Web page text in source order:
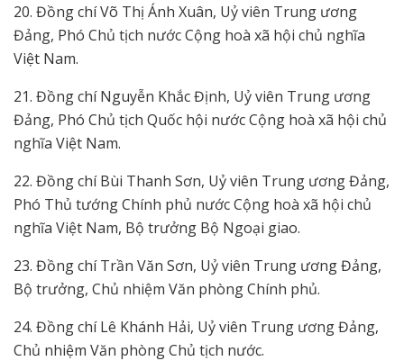
20. Đồng chí Võ Thị Ánh Xuân, Uỷ viên Trung ương
Đảng, Phó Chủ tịch nước Cộng hoà xã hội chủ nghĩa
Việt Nam.
21. Đồng chí Nguyễn Khắc Định, Uỷ viên Trung ương
Đảng, Phó Chủ tịch Quốc hội nước Cộng hoà xã hội chủ
nghĩa Việt Nam.
22. Đồng chí Bùi Thanh Sơn, Uỷ viên Trung ương Đảng,
Phó Thủ tướng Chính phủ nước Cộng hoà xã hội chủ
nghĩa Việt Nam, Bộ trưởng Bộ Ngoại giao.
23. Đồng chí Trần Văn Sơn, Uỷ viên Trung ương Đảng,
Bộ trưởng, Chủ nhiệm Văn phòng Chính phủ.
24. Đồng chí Lê Khánh Hải, Uỷ viên Trung ương Đảng,
Chủ nhiệm Văn phòng Chủ tịch nước.